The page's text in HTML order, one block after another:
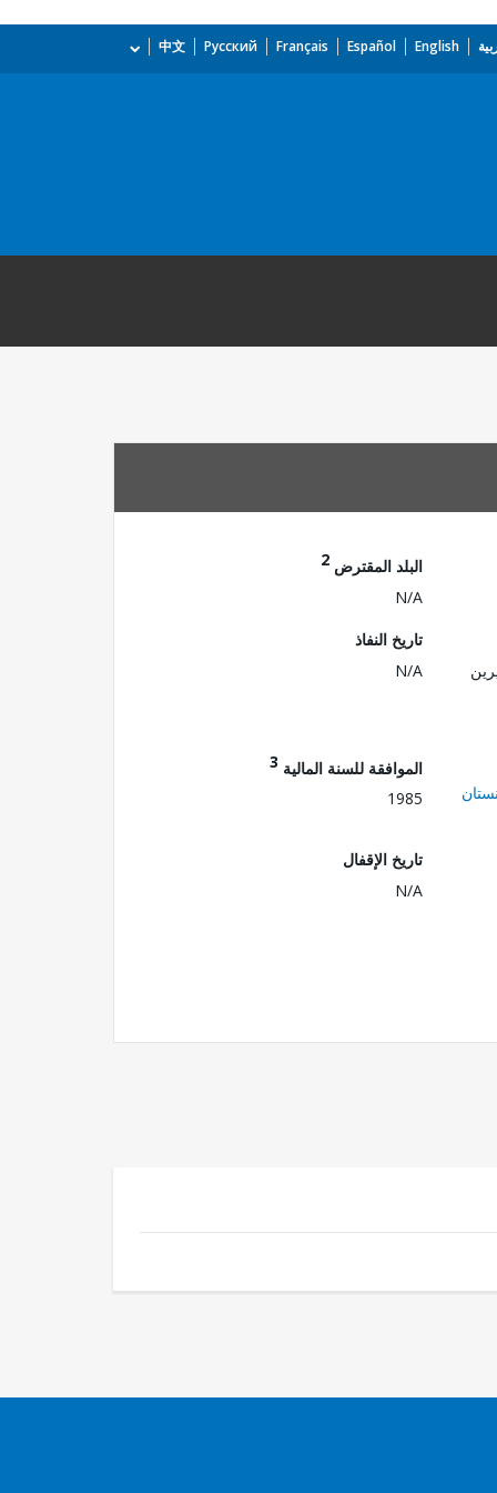
English
Español
Français
Русский
中文
البلد المقترض 2
N/A
تاريخ النفاذ
N/A
الموافقة للسنة المالية 3
1985
تاريخ الإقفال
N/A